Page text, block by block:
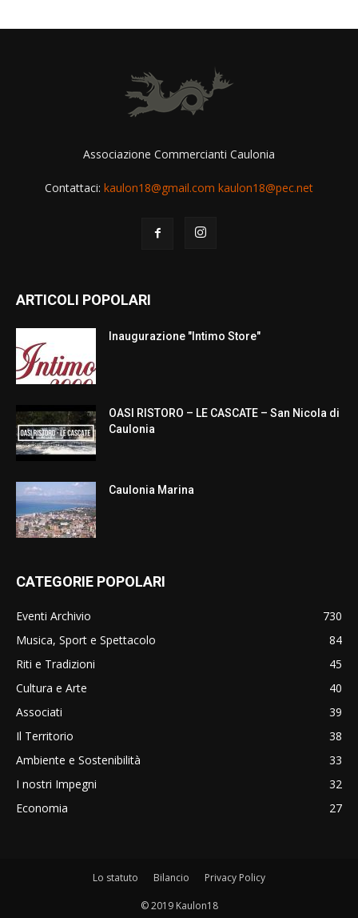
Associazione Commercianti Caulonia
Contattaci: kaulon18@gmail.com kaulon18@pec.net
ARTICOLI POPOLARI
Inaugurazione "Intimo Store"
OASI RISTORO – LE CASCATE – San Nicola di
Caulonia
Caulonia Marina
CATEGORIE POPOLARI
Eventi Archivio
730
Musica, Sport e Spettacolo
84
Riti e Tradizioni
45
Cultura e Arte
40
Associati
39
Il Territorio
38
Ambiente e Sostenibilità
33
I nostri Impegni
32
Economia
27
Lo statuto Bilancio Privacy Policy
© 2019 Kaulon18